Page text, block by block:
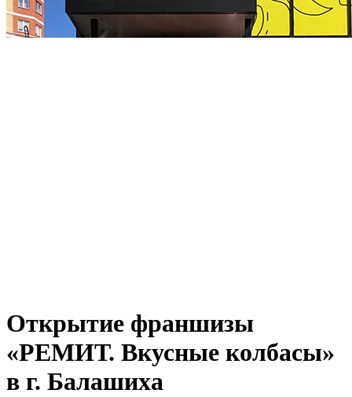
Открытие франшизы
«РЕМИТ. Вкусные колбасы»
в г. Балашиха